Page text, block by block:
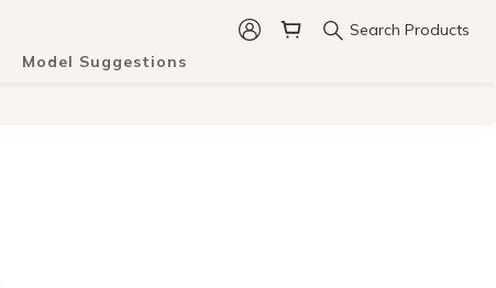
Search Products
Model Suggestions